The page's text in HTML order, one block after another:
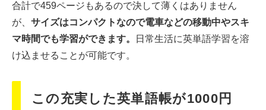
合計で459ページもあるので決して薄くはありません
が、 サイズはコンパクトなので電車などの移動中やスキ
マ時間でも学習ができます。
日常生活に英単語学習を溶
け込ませることが可能です。
この充実した英単語帳が1000円